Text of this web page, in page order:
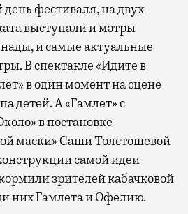
день фестиваля, на двух
выступали и мэтры
и самые актуальные
В спектакле «Идите в
в один момент на сцене
детей. А «Гамлет» с
в постановке
маски» Саши Толстошевой
самой идеи
зрителей кабачковой
них Гамлета и Офелию.